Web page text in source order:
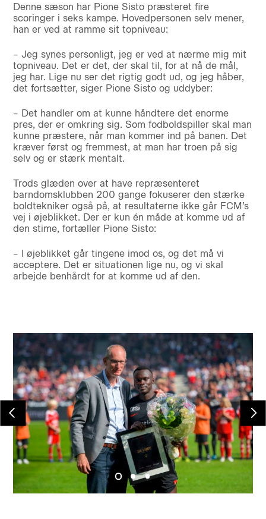
Denne sæson har Pione Sisto præsteret fire
scoringer i seks kampe. Hovedpersonen selv mener,
han er ved at ramme sit topniveau:
– Jeg synes personligt, jeg er ved at nærme mig mit
topniveau. Det er det, der skal til, for at nå de mål,
jeg har. Lige nu ser det rigtig godt ud, og jeg håber,
det fortsætter, siger Pione Sisto og uddyber:
– Det handler om at kunne håndtere det enorme
pres, der er omkring sig. Som fodboldspiller skal man
kunne præstere, når man kommer ind på banen. Det
kræver først og fremmest, at man har troen på sig
selv og er stærk mentalt.
Trods glæden over at have repræsenteret
barndomsklubben 200 gange fokuserer den stærke
boldtekniker også på, at resultaterne ikke går FCM’s
vej i øjeblikket. Der er kun én måde at komme ud af
den stime, fortæller Pione Sisto:
– I øjeblikket går tingene imod os, og det må vi
acceptere. Det er situationen lige nu, og vi skal
arbejde benhårdt for at komme ud af den.